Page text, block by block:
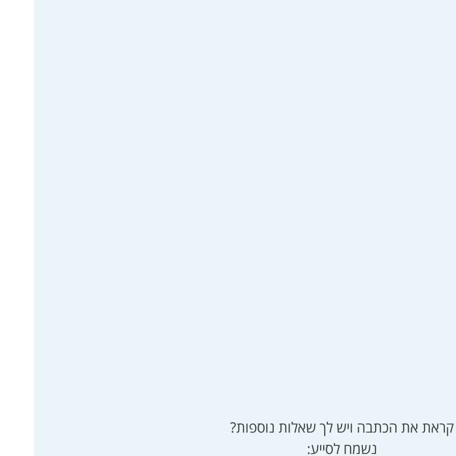
קראת את הכתבה ויש לך שאלות נוספות?
נשמח לסייע: